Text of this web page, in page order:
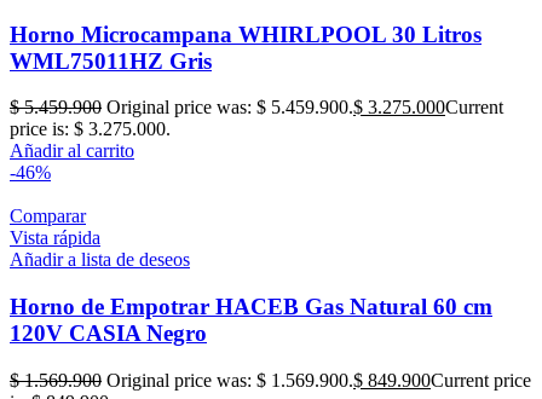
Horno Microcampana WHIRLPOOL 30 Litros
WML75011HZ Gris
$5.459.900 Original price was: $ 5.459.900.$ 3.275.000Current
price is: $ 3.275.000.
Añadir al carrito
-46%
Comparar
Vista rápida
Añadir a lista de deseos
Horno de Empotrar HACEB Gas Natural 60 cm
120V CASIA Negro
$1.569.900 Original price was: $ 1.569.900.$ 849.900Current price